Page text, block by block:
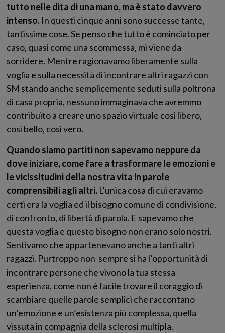
tutto nelle dita di una mano, ma è stato davvero
intenso. In questi cinque anni sono successe tante,
tantissime cose. Se penso che tutto è cominciato per
caso, quasi come una scommessa, mi viene da
sorridere. Mentre ragionavamo liberamente sulla
voglia e sulla necessità di incontrare altri ragazzi con
SM stando anche semplicemente seduti sulla poltrona
di casa propria, nessuno immaginava che avremmo
contribuito a creare uno spazio virtuale così libero,
così bello, così vero.
Quando siamo partiti non sapevamo neppure da
dove iniziare, come fare a trasformare le emozioni e
le vicissitudini della nostra vita in parole
comprensibili agli altri. L’unica cosa di cui eravamo
certi era la voglia ed il bisogno comune di condivisione,
di confronto, di libertà di parola. E sapevamo che
questa voglia e questo bisogno non erano solo nostri.
Sentivamo che appartenevano anche a tanti altri
ragazzi. Purtroppo non sempre si ha l’opportunità di
incontrare persone che vivono la tua stessa
esperienza, come non è facile trovare il coraggio di
scambiare quelle parole semplici che raccontano
un’emozione e un’esistenza più complessa, quella
vissuta in compagnia della sclerosi multipla.